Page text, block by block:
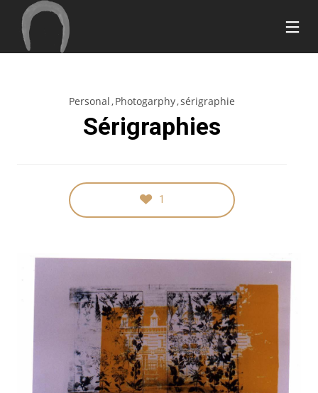
17
SEPTEMBRE
26
MARS
2015
20
MARS
2015
11
MARS
7
FÉVRIER
18
FÉVRIER
2015
STYLING
TECHNIQUE
18
FÉVRIER
2015
ART OF
BEAUTY
18
FÉVRIER
2015
MASSIVE
ELEMENTS
Personal Photogarphy sérigraphie
Sérigraphies
1